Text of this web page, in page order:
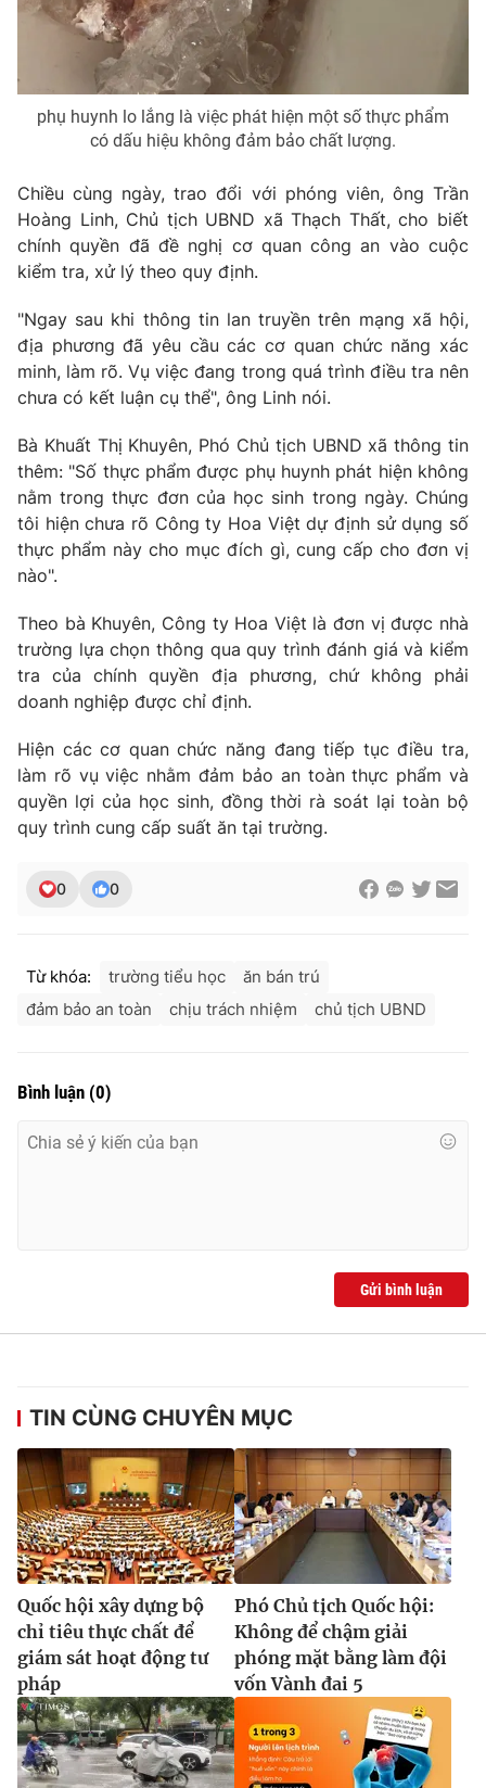
Ðiện thoại Thời báo VTV:024.66 897 897
toasoan@vtv.vn
Liên hệ quảng cáo:024-7300.7108
® Cấm sao chép dưới mọi hình thức nếu không có sự chấp
thuận bằng văn bản. Ghi rõ nguồn VTV.vn khi phát hành lại
phụ huynh lo lắng là việc phát hiện một số thực phẩm
có dấu hiệu không đảm bảo chất lượng.
Chiều cùng ngày, trao đổi với phóng viên, ông Trần
Hoàng Linh, Chủ tịch UBND xã Thạch Thất, cho biết
chính quyền đã đề nghị cơ quan công an vào cuộc
kiểm tra, xử lý theo quy định.
"Ngay sau khi thông tin lan truyền trên mạng xã hội,
địa phương đã yêu cầu các cơ quan chức năng xác
minh, làm rõ. Vụ việc đang trong quá trình điều tra nên
chưa có kết luận cụ thể", ông Linh nói.
Bà Khuất Thị Khuyên, Phó Chủ tịch UBND xã thông tin
thêm: "Số thực phẩm được phụ huynh phát hiện không
nằm trong thực đơn của học sinh trong ngày. Chúng
tôi hiện chưa rõ Công ty Hoa Việt dự định sử dụng số
thực phẩm này cho mục đích gì, cung cấp cho đơn vị
nào".
Theo bà Khuyên, Công ty Hoa Việt là đơn vị được nhà
trường lựa chọn thông qua quy trình đánh giá và kiểm
tra của chính quyền địa phương, chứ không phải
doanh nghiệp được chỉ định.
Hiện các cơ quan chức năng đang tiếp tục điều tra,
làm rõ vụ việc nhằm đảm bảo an toàn thực phẩm và
quyền lợi của học sinh, đồng thời rà soát lại toàn bộ
quy trình cung cấp suất ăn tại trường.
0 0
Từ khóa: trường tiểu học
ăn bán trú
đảm bảo an toàn
chịu trách nhiệm chủ tịch UBND
Bình luận (0)
Gửi bình luận
TIN CÙNG CHUYÊN MỤC
Quốc hội xây dựng bộ
chỉ tiêu thực chất để
giám sát hoạt động tư
pháp
Phó Chủ tịch Quốc hội:
Không để chậm giải
phóng mặt bằng làm đội
vốn Vành đai 5